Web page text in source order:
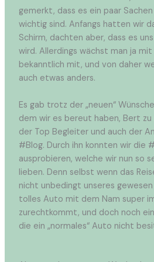
gemerkt, dass es ein paar
wichtig sind. Anfangs hatten wir
Schirm, dachten aber, dass es
wird. Allerdings wächst man ja
bekanntlich mit, und von daher
auch etwas anders.
Es gab trotz der „neuen“
dem wir es bereut haben, Bert zu
der Top Begleiter und auch der
#Blog. Durch ihn konnten wir die
ausprobieren, welche wir nun so
lieben. Denn selbst wenn das
nicht unbedingt unseres
tolles Auto mit dem Nam super
zurechtkommt, und doch noch
die ein „normales“ Auto nicht